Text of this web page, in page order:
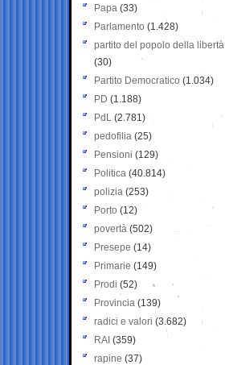
Papa (33)
Parlamento (1.428)
partito del popolo della libertà
(30)
Partito Democratico (1.034)
PD (1.188)
PdL (2.781)
pedofilia (25)
Pensioni (129)
Politica (40.814)
polizia (253)
Porto (12)
povertà (502)
Presepe (14)
Primarie (149)
Prodi (52)
Provincia (139)
radici e valori (3.682)
RAI (359)
rapine (37)